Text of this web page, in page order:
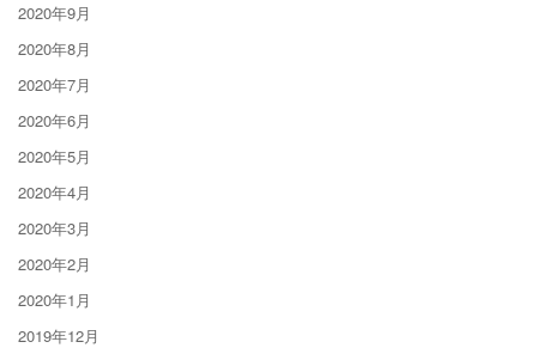
2020年9月
2020年8月
2020年7月
2020年6月
2020年5月
2020年4月
2020年3月
2020年2月
2020年1月
2019年12月